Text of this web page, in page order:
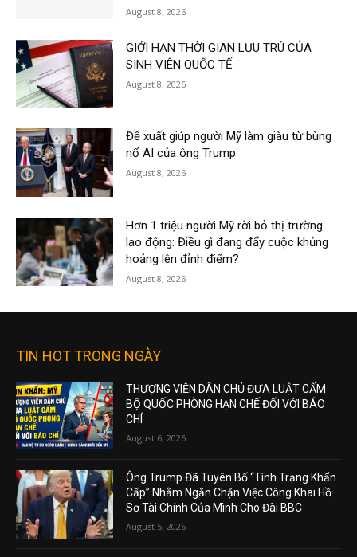
August 8, 2026
GIỚI HẠN THỜI GIAN LƯU TRÚ CỦA
SINH VIÊN QUỐC TẾ
August 8, 2026
Đề xuất giúp người Mỹ làm giàu từ bùng
nổ AI của ông Trump
August 8, 2026
Hơn 1 triệu người Mỹ rời bỏ thị trường
lao động: Điều gì đang đẩy cuộc khủng
hoảng lên đỉnh điểm?
August 8, 2026
TIN HOT TRONG NGÀY
THƯỢNG VIỆN DÂN CHỦ ĐƯA LUẬT CẤM
BỘ QUỐC PHÒNG HẠN CHẾ ĐỐI VỚI BÁO
CHÍ
August 6, 2026
Ông Trump Đã Tuyên Bố “Tình Trạng Khẩn
Cấp” Nhằm Ngăn Chặn Việc Công Khai Hồ
Sơ Tài Chính Của Mình Cho Đài BBC
August 5, 2026